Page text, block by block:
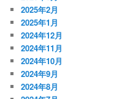
2025年2月
2025年1月
2024年12月
2024年11月
2024年10月
2024年9月
2024年8月